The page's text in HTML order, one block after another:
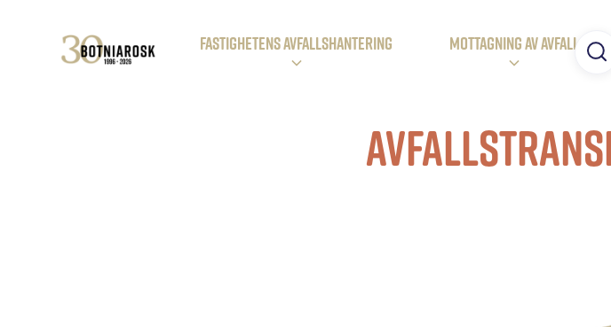
Fastighetens avfallSHANTERING MOTTAGNING AV AVFALL